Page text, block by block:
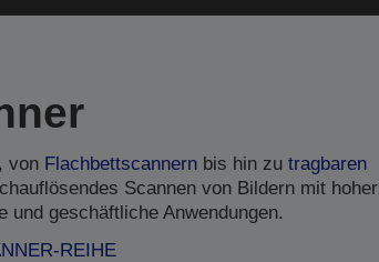
von Flachbettscannern bis hin zutragbaren
Scannen von Bildern mit hoher
geschäftliche Anwendungen.
REIHE